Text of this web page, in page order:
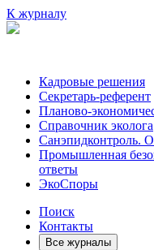
К журналу
Кадровые решения
Секретарь-референт
Планово-
Справочник эколога
Санэпидконтроль.
Промышленная
ответы
ЭкоСпоры
Поиск
Контакты
Все журналы